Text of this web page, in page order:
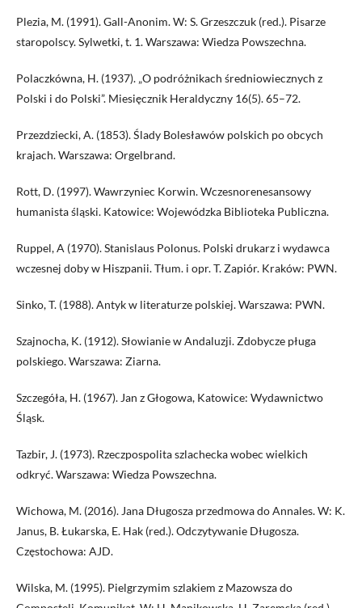
Plezia, M. (1991). Gall-Anonim. W: S. Grzeszczuk (red.). Pisarze
staropolscy. Sylwetki, t. 1. Warszawa: Wiedza Powszechna.
Polaczkówna, H. (1937). „O podróżnikach średniowiecznych z
Polski i do Polski”. Miesięcznik Heraldyczny 16(5). 65–72.
Przezdziecki, A. (1853). Ślady Bolesławów polskich po obcych
krajach. Warszawa: Orgelbrand.
Rott, D. (1997). Wawrzyniec Korwin. Wczesnorenesansowy
humanista śląski. Katowice: Wojewódzka Biblioteka Publiczna.
Ruppel, A (1970). Stanislaus Polonus. Polski drukarz i wydawca
wczesnej doby w Hiszpanii. Tłum. i opr. T. Zapiór. Kraków: PWN.
Sinko, T. (1988). Antyk w literaturze polskiej. Warszawa: PWN.
Szajnocha, K. (1912). Słowianie w Andaluzji. Zdobycze pługa
polskiego. Warszawa: Ziarna.
Szczegóła, H. (1967). Jan z Głogowa, Katowice: Wydawnictwo
Śląsk.
Tazbir, J. (1973). Rzeczpospolita szlachecka wobec wielkich
odkryć. Warszawa: Wiedza Powszechna.
Wichowa, M. (2016). Jana Długosza przedmowa do Annales. W: K.
Janus, B. Łukarska, E. Hak (red.). Odczytywanie Długosza.
Częstochowa: AJD.
Wilska, M. (1995). Pielgrzymim szlakiem z Mazowsza do